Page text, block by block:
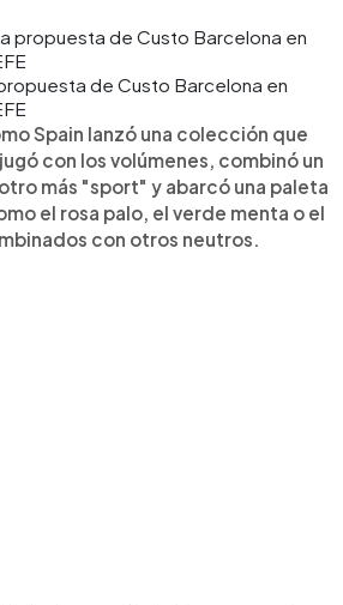
de Custo Barcelona en
Spain lanzó una colección que
con los volúmenes, combinó un
más "sport" y abarcó una paleta
el rosa palo, el verde menta o el
con otros neutros.